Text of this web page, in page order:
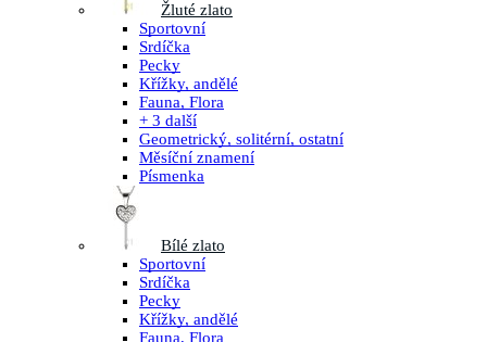
Žluté zlato
Sportovní
Srdíčka
Pecky
Křížky, andělé
Fauna, Flora
+ 3 další
Geometrický, solitérní, ostatní
Měsíční znamení
Písmenka
Bílé zlato
Sportovní
Srdíčka
Pecky
Křížky, andělé
Fauna, Flora